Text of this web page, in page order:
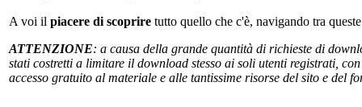
A voi il piacere di scoprire tutto quello che c'è, navigando tra
ATTENZIONE: a causa della grande quantità di richieste di
stati costretti a limitare il download stesso ai soli utenti registrati,
accesso gratuito al materiale e alle tantissime risorse del sito e